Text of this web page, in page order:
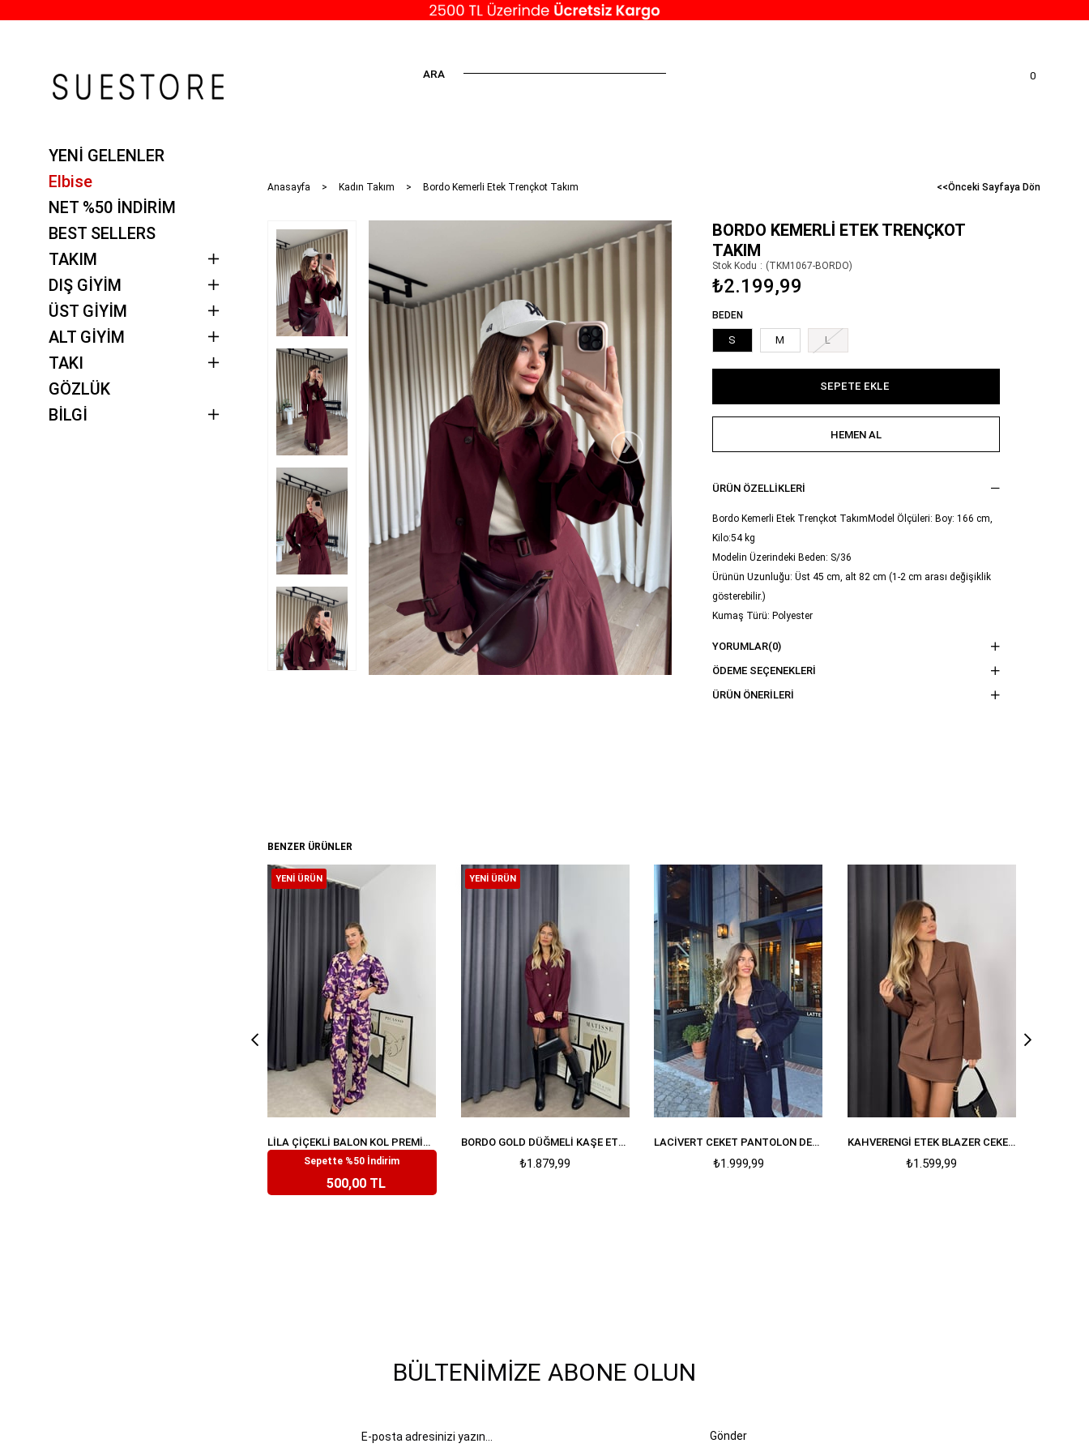
0
YENİ GELENLER
Elbise
NET %50 İNDİRİM
BEST SELLERS
TAKIM
DIŞ GİYİM
ÜST GİYİM
ALT GİYİM
TAKI
GÖZLÜK
BİLGİ
ARA
Anasayfa Kadın Takım Bordo Kemerli Etek Trençkot Takım <<Önceki Sayfaya Dön
›
BORDO KEMERLI ETEK TRENÇKOT
TAKIM
Stok Kodu (TKM1067-BORDO)
₺2.199,99
BEDEN
S M L
ÜRÜN ÖZELLIKLERI
Bordo Kemerli Etek Trençkot TakımModel Ölçüleri: Boy: 166 cm,
Kilo:54 kg
Modelin Üzerindeki Beden: S/36
Ürünün Uzunluğu: Üst 45 cm, alt 82 cm (1-2 cm arası değişiklik
gösterebilir.)
Kumaş Türü: Polyester
talimatına ulaşabilirsiniz.
YORUMLAR(0)
ÖDEME SEÇENEKLERI
ÜRÜN ÖNERILERI
BENZER ÜRÜNLER
LILA ÇIÇEKLI BALON KOL PREMIUM TAKIM
₺999,99
Sepette %50 İndirim
500,00 TL
YENI ÜRÜN
BORDO GOLD DÜĞMELI KAŞE ETEK CEKET TAKIM
₺1.879,99
YENI ÜRÜN
LACIVERT CEKET PANTOLON DENIM TAKIM
₺1.999,99
KAHVERENGI ETEK BLAZER CEKET PREMIUM TAKIM
₺1.599,99
BÜLTENIMIZE ABONE OLUN
Gönder